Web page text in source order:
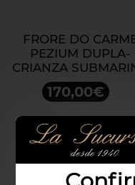
FRORE DO
PEZIUM DUPLA-
CRIANZA
170,00€